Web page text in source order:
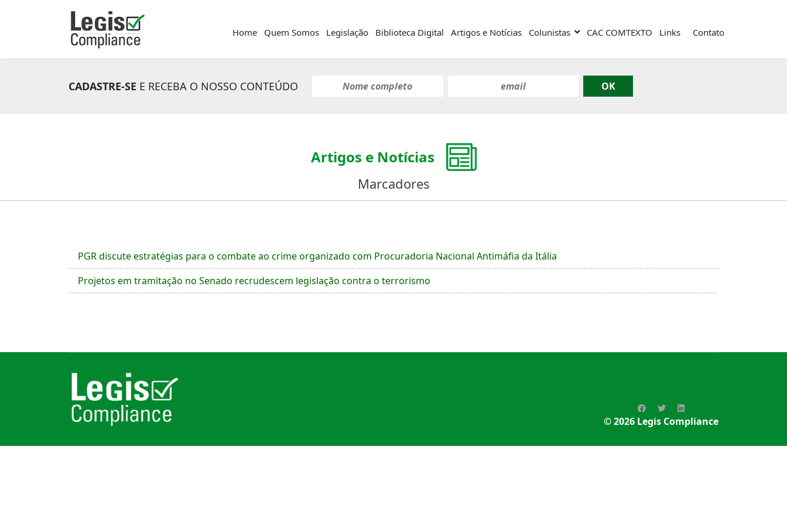
Home Quem Somos Legislação Biblioteca Digital Artigos e Notícias Colunistas CAC COMTEXTO Links Contato
CADASTRE-SE E RECEBA O NOSSO CONTEÚDO
Artigos e Notícias
Marcadores
PGR discute estratégias para o combate ao crime organizado com Procuradoria Nacional Antimáfia da Itália
Projetos em tramitação no Senado recrudescem legislação contra o terrorismo
© 2026 Legis Compliance